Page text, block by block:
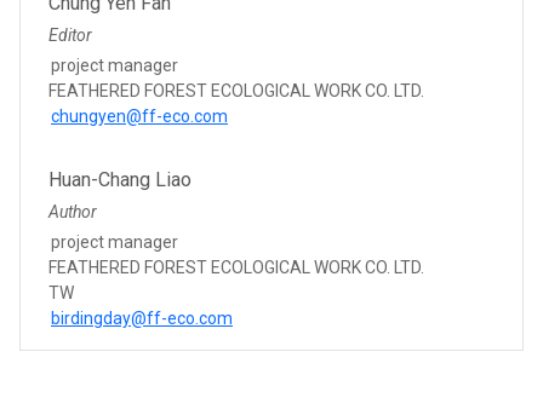
Editor
project manager
FEATHERED FOREST ECOLOGICAL WORK CO. LTD.
chungyen@ff-eco.com
Huan-Chang Liao
Author
project manager
FEATHERED FOREST ECOLOGICAL WORK CO. LTD.
TW
birdingday@ff-eco.com